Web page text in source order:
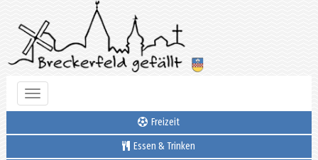
Toggle
navigation
Freizeit
Essen & Trinken